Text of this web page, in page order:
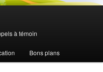
à témoin
Bons plans